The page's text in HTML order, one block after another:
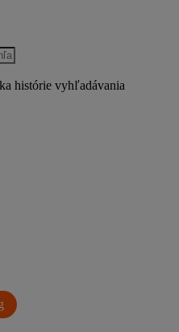
histórie vyhľadávania